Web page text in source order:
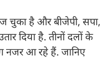
चुका है और बीजेपी, सपा,
दिया है. तीनों दलों के
नजर आ रहे हैं. जानिए